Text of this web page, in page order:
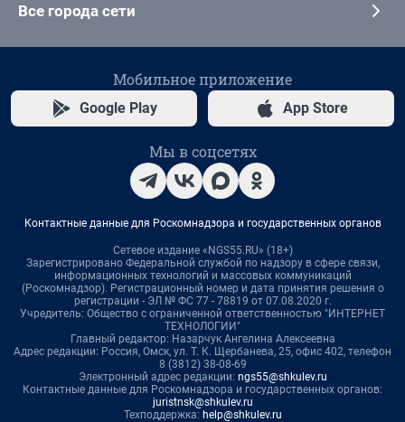
Все города сети
Мобильное приложение
Google Play App Store
Мы в соцсетях
Контактные данные для Роскомнадзора и государственных органов
Сетевое издание «NGS55.RU» (18+)
Зарегистрировано Федеральной службой по надзору в сфере связи,
информационных технологий и массовых коммуникаций
(Роскомнадзор). Регистрационный номер и дата принятия решения о
регистрации - ЭЛ № ФС 77 - 78819 от 07.08.2020 г.
Учредитель: Общество с ограниченной ответственностью "ИНТЕРНЕТ
ТЕХНОЛОГИИ"
Главный редактор: Назарчук Ангелина Алексеевна
Адрес редакции: Россия, Омск, ул. Т. К. Щербанева, 25, офис 402, телефон
8 (3812) 38-08-69
Электронный адрес редакции: ngs55@shkulev.ru
Контактные данные для Роскомнадзора и государственных органов:
juristnsk@shkulev.ru
Техподдержка: help@shkulev.ru